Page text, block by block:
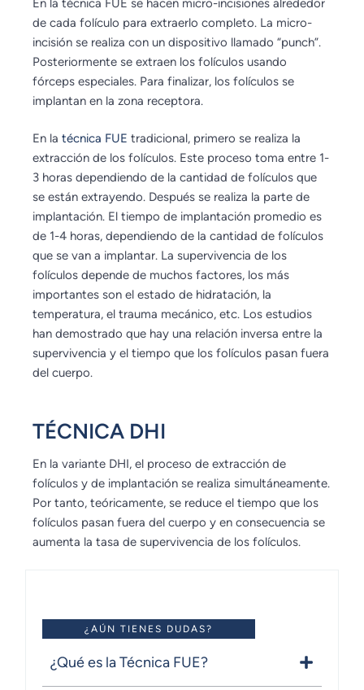
En la técnica FUE se hacen micro-incisiones alrededor
de cada folículo para extraerlo completo. La micro-
incisión se realiza con un dispositivo llamado “punch”.
Posteriormente se extraen los folículos usando
fórceps especiales. Para finalizar, los folículos se
implantan en la zona receptora.
En la técnica FUE tradicional, primero se realiza la
extracción de los folículos. Este proceso toma entre 1-
3 horas dependiendo de la cantidad de folículos que
se están extrayendo. Después se realiza la parte de
implantación. El tiempo de implantación promedio es
de 1-4 horas, dependiendo de la cantidad de folículos
que se van a implantar. La supervivencia de los
folículos depende de muchos factores, los más
importantes son el estado de hidratación, la
temperatura, el trauma mecánico, etc. Los estudios
han demostrado que hay una relación inversa entre la
supervivencia y el tiempo que los folículos pasan fuera
del cuerpo.
TÉCNICA DHI
En la variante DHI, el proceso de extracción de
folículos y de implantación se realiza simultáneamente.
Por tanto, teóricamente, se reduce el tiempo que los
folículos pasan fuera del cuerpo y en consecuencia se
aumenta la tasa de supervivencia de los folículos.
¿AÚN TIENES DUDAS?
¿Qué es la Técnica FUE?